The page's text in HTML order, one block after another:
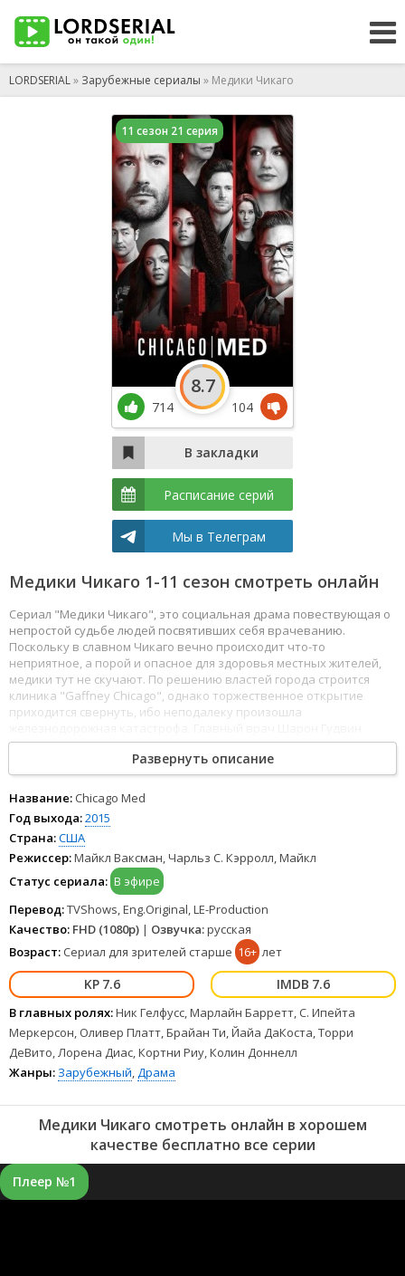
LORDSERIAL» Зарубежные сериалы » Медики Чикаго
Медики Чикаго 1-11 сезон смотреть онлайн
Сериал "Медики Чикаго", это социальная драма повествующая о
непростой судьбе людей посвятивших себя врачеванию.
Поскольку в славном Чикаго вечно происходит что-то
неприятное, а порой и опасное для здоровья местных жителей,
медики тут не скучают. По решению властей города строится
клиника "Gaffney Chicago", однако торжественное открытие
приходится свернуть, ибо неподалеку произошла
отдает приказ подчиненным немедленно переодеваться в
рабочую одежду и ожидать прибытия машин скорой помощи.
Смотреть Медики Чикаго все серии сериала подряд онлайн
бесплатно в хорошем качестве онлайн FullHD 1080p полностью на
русском языке и на любых устройствах LordFilm.
Развернуть описание
Название: Chicago Med
Год выхода:2015
Страна:США
Режиссер:Майкл Ваксман, Чарльз С. Кэрролл, Майкл
Статус сериала: В эфире
Перевод:TVShows, Eng.Original, LE-Production
Качество: FHD (1080p) | Озвучка:русская
Возраст: Сериал для зрителей старше 16+ лет
7.6 7.6
В главных ролях:Ник Гелфусс, Марлайн Барретт, С. Ипейта
Меркерсон, Оливер Платт, Брайан Ти, Йайа ДаКоста, Торри
ДеВито, Лорена Диас, Кортни Риу, Колин Доннелл
Жанры: Зарубежный,Драма
11 сезон 21 серия
714
8.7
104
Расписание серий
Мы в Телеграм
Медики Чикаго смотреть онлайн в хорошем
качестве бесплатно все серии
Плеер №1